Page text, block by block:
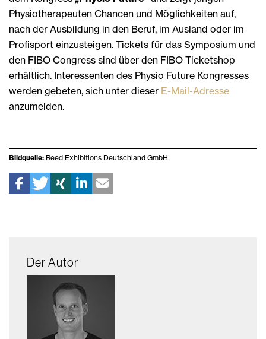
Physiotherapeuten Chancen und Möglichkeiten auf,
nach der Ausbildung in den Beruf, im Ausland oder im
Profisport einzusteigen. Tickets für das Symposium und
den FIBO Congress sind über den FIBO Ticketshop
erhältlich. Interessenten des Physio Future Kongresses
werden gebeten, sich unter dieser E-Mail-Adresse
anzumelden.
Bildquelle: Reed Exhibitions Deutschland GmbH
Der Autor